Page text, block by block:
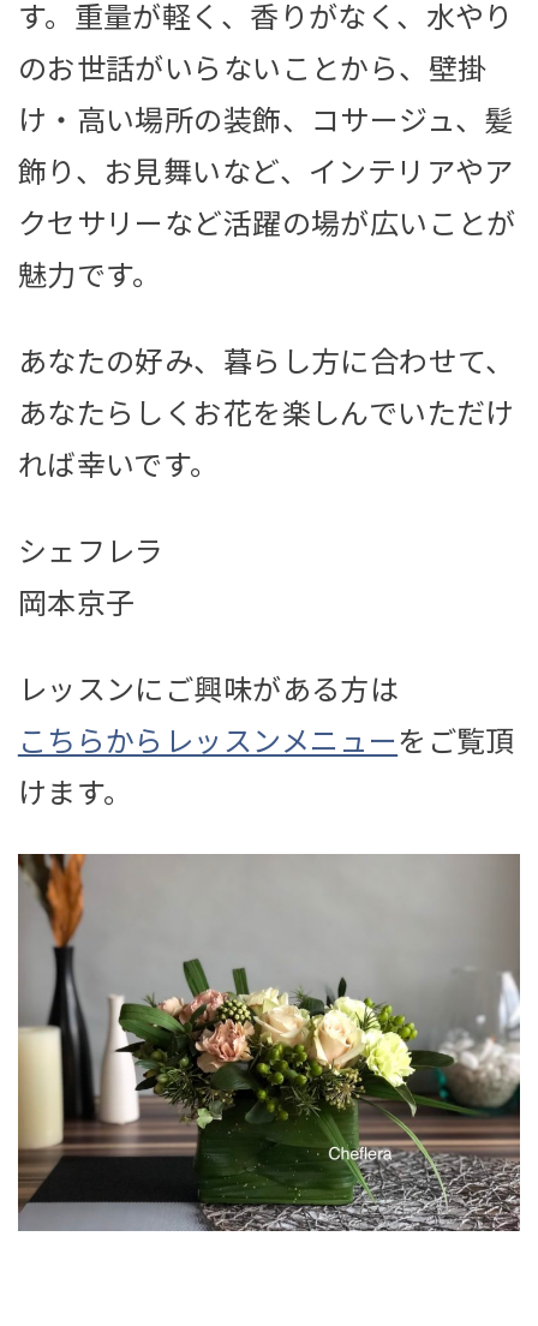
す。重量が軽く、香りがなく、水やり
のお世話がいらないことから、壁掛
け・高い場所の装飾、コサージュ、髪
飾り、お見舞いなど、インテリアやア
クセサリーなど活躍の場が広いことが
魅力です。
あなたの好み、暮らし方に合わせて、
あなたらしくお花を楽しんでいただけ
れば幸いです。
シェフレラ
岡本京子
レッスンにご興味がある方は
こちらからレッスンメニューをご覧頂
けます。